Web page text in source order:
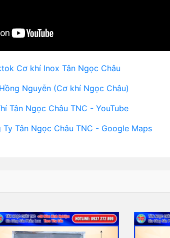
Cơ khí Inox Tân Ngọc Châu
Nguyễn (Cơ khí Ngọc Châu)
Tân Ngọc Châu TNC - YouTube
Ty Tân Ngọc Châu TNC - Google Maps